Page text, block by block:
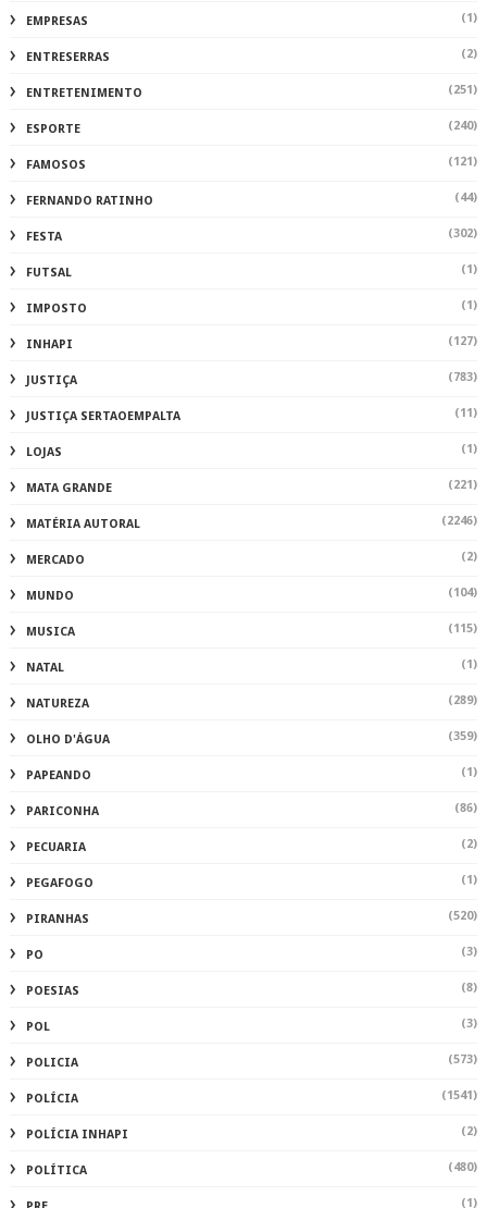
EMPRESAS (1)
ENTRESERRAS (2)
ENTRETENIMENTO (251)
ESPORTE (240)
FAMOSOS (121)
FERNANDO RATINHO (44)
FESTA (302)
FUTSAL (1)
IMPOSTO (1)
INHAPI (127)
JUSTIÇA (783)
JUSTIÇA SERTAOEMPALTA (11)
LOJAS (1)
MATA GRANDE (221)
MATÉRIA AUTORAL (2246)
MERCADO (2)
MUNDO (104)
MUSICA (115)
NATAL (1)
NATUREZA (289)
OLHO D'ÁGUA (359)
PAPEANDO (1)
PARICONHA (86)
PECUARIA (2)
PEGAFOGO (1)
PIRANHAS (520)
PO (3)
POESIAS (8)
POL (3)
POLICIA (573)
POLÍCIA (1541)
POLÍCIA INHAPI (2)
POLÍTICA (480)
(1)